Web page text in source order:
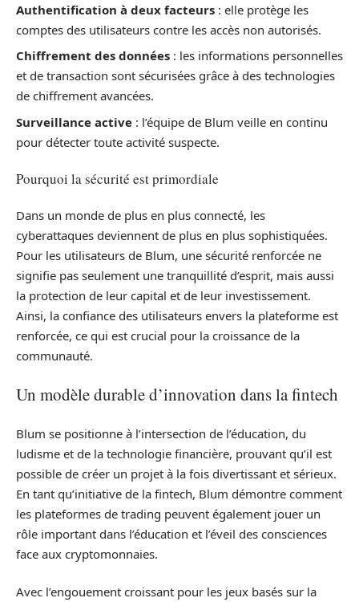
Authentification à deux facteurs : elle protège les
comptes des utilisateurs contre les accès non autorisés.
Chiffrement des données : les informations personnelles
et de transaction sont sécurisées grâce à des technologies
de chiffrement avancées.
Surveillance active : l’équipe de Blum veille en continu
pour détecter toute activité suspecte.
Pourquoi la sécurité est primordiale
Dans un monde de plus en plus connecté, les
cyberattaques deviennent de plus en plus sophistiquées.
Pour les utilisateurs de Blum, une sécurité renforcée ne
signifie pas seulement une tranquillité d’esprit, mais aussi
la protection de leur capital et de leur investissement.
Ainsi, la confiance des utilisateurs envers la plateforme est
renforcée, ce qui est crucial pour la croissance de la
communauté.
Un modèle durable d’innovation dans la fintech
Blum se positionne à l’intersection de l’éducation, du
ludisme et de la technologie financière, prouvant qu’il est
possible de créer un projet à la fois divertissant et sérieux.
En tant qu’initiative de la fintech, Blum démontre comment
les plateformes de trading peuvent également jouer un
rôle important dans l’éducation et l’éveil des consciences
face aux cryptomonnaies.
Avec l’engouement croissant pour les jeux basés sur la